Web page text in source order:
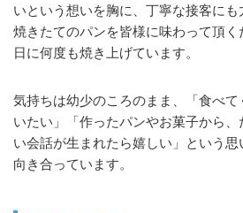
いという想いを胸に、丁寧な接客にも
焼きたてのパンを皆様に味わって頂
日に何度も焼き上げています。
気持ちは幼少のころのまま、「食べて
いたい」「作ったパンやお菓子から
い会話が生まれたら嬉しい」という
向き合っています。